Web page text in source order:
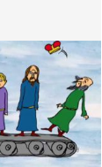
ženicha
vybrali
VII. z rodu